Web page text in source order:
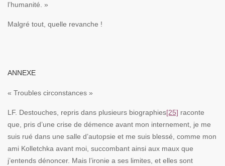
l’humanité. »
Malgré tout, quelle revanche !
ANNEXE
« Troubles circonstances »
LF. Destouches, repris dans plusieurs biographies[25] raconte
que, pris d’une crise de démence avant mon internement, je me
suis rué dans une salle d’autopsie et me suis blessé, comme mon
ami Kolletchka avant moi, succombant ainsi aux maux que
j’entends dénoncer. Mais l’ironie a ses limites, et elles sont